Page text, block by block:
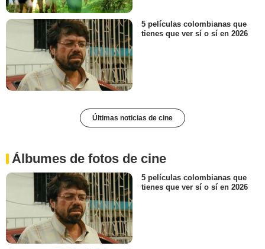
5 películas colombianas que
tienes que ver sí o sí en 2026
Últimas noticias de cine
Álbumes de fotos de cine
5 películas colombianas que
tienes que ver sí o sí en 2026